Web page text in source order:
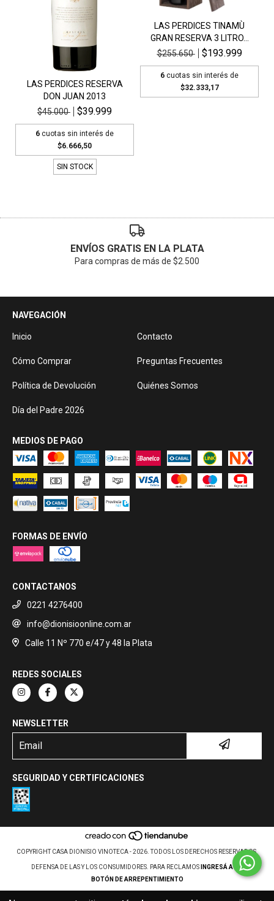
LAS PERDICES RESERVA
DON JUAN 2013
$45.000
$39.999
6 cuotas sin interés de
$6.666,50
SIN STOCK
LAS PERDICES TINAMÙ
GRAN RESERVA 3 LITRO...
$255.650
$193.999
6 cuotas sin interés de
$32.333,17
ENVÍOS GRATIS EN LA PLATA
Para compras de más de $2.500
NAVEGACIÓN
Inicio Contacto
Cómo Comprar Preguntas Frecuentes
Política de Devolución Quiénes Somos
Día del Padre 2026
MEDIOS DE PAGO
FORMAS DE ENVÍO
CONTACTANOS
0221 4276400
info@dionisioonline.com.ar
Calle 11 Nº 770 e/47 y 48 la Plata
REDES SOCIALES
NEWSLETTER
SEGURIDAD Y CERTIFICACIONES
COPYRIGHT CASA DIONISIO VINOTECA - 2026. TODOS LOS DERECHOS RESERVADOS.
DEFENSA DE LAS Y LOS CONSUMIDORES. PARA RECLAMOS
INGRESÁ ACÁ.
BOTÓN DE ARREPENTIMIENTO